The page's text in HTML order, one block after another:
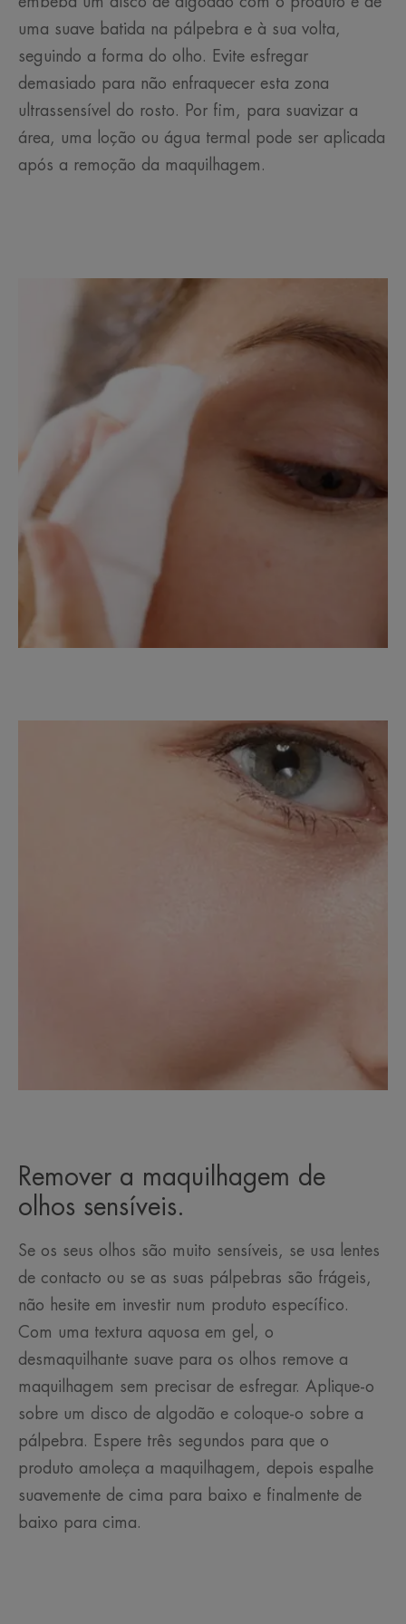
uma suave batida na pálpebra e à sua volta,
seguindo a forma do olho. Evite esfregar
demasiado para não enfraquecer esta zona
ultrassensível do rosto. Por fim, para suavizar a
área, uma loção ou água termal pode ser aplicada
após a remoção da maquilhagem.
Remover a maquilhagem de
olhos sensíveis.
Se os seus olhos são muito sensíveis, se usa lentes
de contacto ou se as suas pálpebras são frágeis,
não hesite em investir num produto específico.
Com uma textura aquosa em gel, o
desmaquilhante suave para os olhos remove a
maquilhagem sem precisar de esfregar. Aplique-o
sobre um disco de algodão e coloque-o sobre a
pálpebra. Espere três segundos para que o
produto amoleça a maquilhagem, depois espalhe
suavemente de cima para baixo e finalmente de
baixo para cima.